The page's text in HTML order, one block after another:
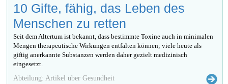
10 Gifte, fähig, das Leben des
Menschen zu retten
Seit dem Altertum ist bekannt, dass bestimmte Toxine auch in minimalen
Mengen therapeutische Wirkungen entfalten können; viele heute als
giftig anerkannte Substanzen werden daher gezielt medizinisch
eingesetzt.
Abteilung: Artikel über Gesundheit